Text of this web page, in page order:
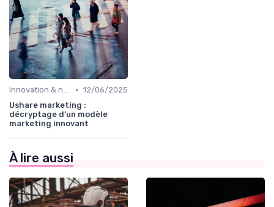
Innovation & nouveaux leviers marketing • 12/06/2025
Ushare marketing :
décryptage d’un modèle
marketing innovant
À lire aussi